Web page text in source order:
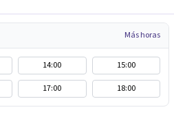
Más horas
14:00
15:00
17:00 18:00